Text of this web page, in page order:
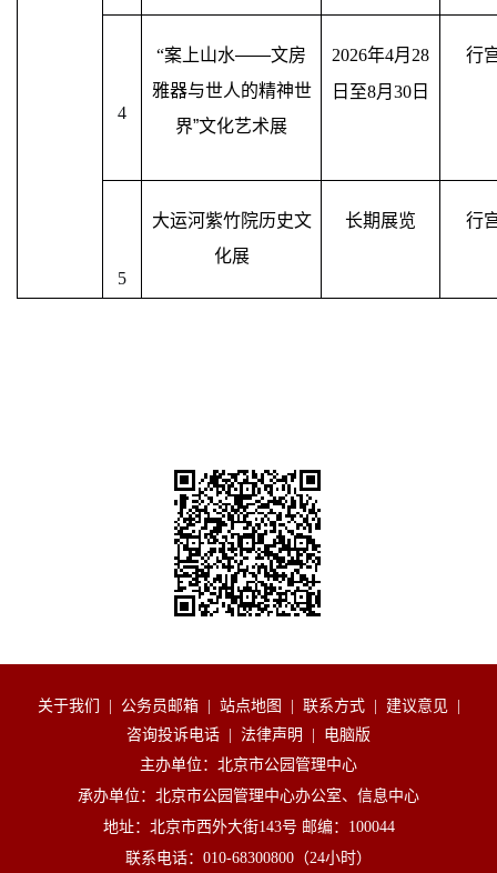
4
“案上山水——文房
雅器与世人的精神世
界”文化艺术展
2026年4月 28
日至8月 30 日
行
5
大运河紫竹院历史文
化展
长期展览 行
关于我们 公务员邮箱 站点地图 联系方式 建议意见
咨询投诉电话
法律声明
电脑版
主办单位：北京市公园管理中心
承办单位：北京市公园管理中心办公室、信息中心
地址：北京市西外大街143号 邮编：100044
联系电话：010-68300800（24小时）